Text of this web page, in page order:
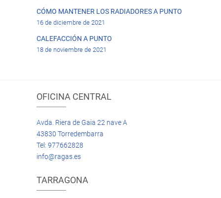
CÓMO MANTENER LOS RADIADORES A PUNTO
16 de diciembre de 2021
CALEFACCIÓN A PUNTO
18 de noviembre de 2021
OFICINA CENTRAL
Avda. Riera de Gaia 22 nave A
43830 Torredembarra
Tel: 977662828
info@ragas.es
TARRAGONA